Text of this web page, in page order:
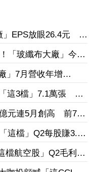
」EPS放眼26.4元 輝
戶後市看旺
「玻纖布大廠」今卻
萬張、抽回42.6億
」7月營收年增
2027年
這3檔」7.1萬張 砸
元連5月創高 前7月
這檔」Q2每股賺3.52
產品漲價約30%助
檔航空股」Q2毛利率
喊目標價25.7元